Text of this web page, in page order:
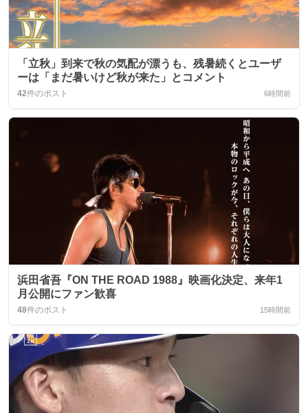
「立秋」到来で秋の気配が漂うも、残暑続くとユーザ
ーは「まだ暑いけど秋が来た」とコメント
42件のポスト 6時間前
浜田省吾『ON THE ROAD 1988』映画化決定、来年1
月公開にファン歓喜
48件のポスト 15時間前